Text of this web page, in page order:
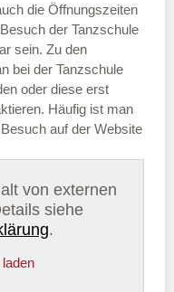
die Öffnungszeiten
der Tanzschule
sein. Zu den
bei der Tanzschule
oder diese erst
Häufig ist man
auf der Website
von externen
siehe
.